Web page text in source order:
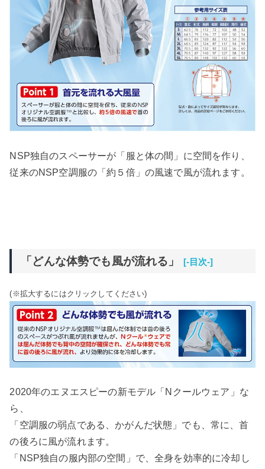
NSP独自のスペーサーが「服と体の間」に空間を作り、
従来のNSP空調服の「約５倍」の風速で風が流れます。
「どんな体勢でも風が流れる」 [-目次-]
(※拡大するにはクリックしてください)
2020年のエヌエスピーの新モデル「Nクールウェア」な
ら、
「空調服の弱点である、かがんだ状態」でも、常に、首
の後ろに風が流れます。
「NSP独自の服内部の空間」で、全身を効率的に冷却し